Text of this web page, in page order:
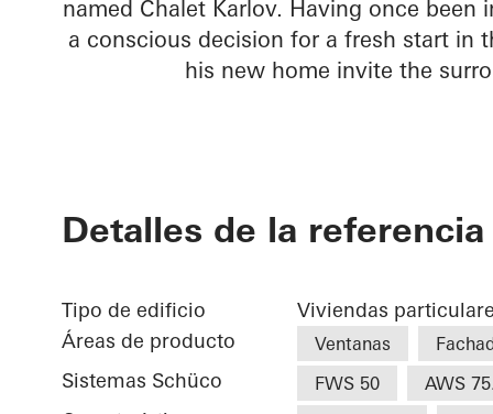
named Chalet Karlov. Having once
a conscious decision for a fresh start in
his new home invite the
Detalles de la referencia
Tipo de edificio
Viviendas
Áreas de producto
Ventanas
Sistemas Schüco FWS 50 AWS